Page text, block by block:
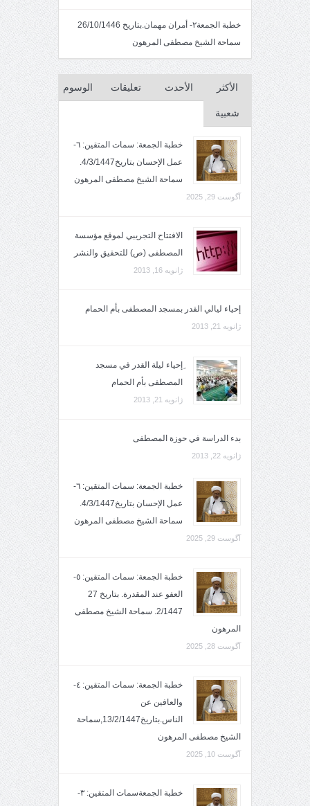
خطبة الجمعة٢- أمران مهمان.بتاريخ 26/10/1446
سماحة الشيخ مصطفى المرهون
الأكثر
شعبية
الأحدث تعليقات الوسوم
خطبة الجمعة: سمات المتقين: ٦-
عمل الإحسان بتاريخ4/3/1447.
سماحة الشيخ مصطفى المرهون
آگوست 29, 2025
الافتتاح التجريبي لموقع مؤسسة
المصطفى (ص) للتحقيق والنشر
ژانویه 16, 2013
إحياء ليالي القدر بمسجد المصطفى بأم الحمام
ژانویه 21, 2013
ِإحياء ليلة القدر في مسجد
المصطفى بأم الحمام
ژانویه 21, 2013
بدء الدراسة في حوزة المصطفى
ژانویه 22, 2013
خطبة الجمعة: سمات المتقين: ٦-
عمل الإحسان بتاريخ4/3/1447.
سماحة الشيخ مصطفى المرهون
آگوست 29, 2025
خطبة الجمعة: سمات المتقين: ٥-
العفو عند المقدرة. بتاريخ 27
2/1447. سماحة الشيخ مصطفى
المرهون
آگوست 28, 2025
خطبة الجمعة: سمات المتقين: ٤-
والعافين عن
الناس.بتاريخ13/2/1447,سماحة
الشيخ مصطفى المرهون
آگوست 10, 2025
خطبة الجمعةسمات المتقين: ٣-